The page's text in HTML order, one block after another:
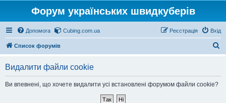
Форум українських швидкуберів
Допомога Cubing.com.ua Вхід
Реєстрація
Список форумів
Видалити файли cookie
Ви впевнені, що хочете видалити усі встановлені форумом файли cookie?